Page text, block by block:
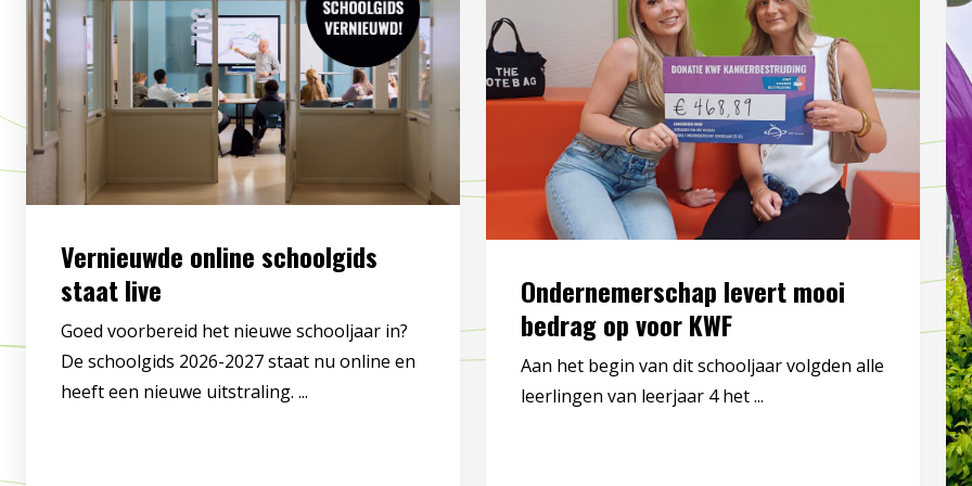
Vernieuwde online schoolgids
staat live
Goed voorbereid het nieuwe schooljaar in?
De schoolgids 2026-2027 staat nu online en
heeft een nieuwe uitstraling. ...
Ondernemerschap levert mooi
bedrag op voor KWF
Aan het begin van dit schooljaar volgden alle
leerlingen van leerjaar 4 het ...